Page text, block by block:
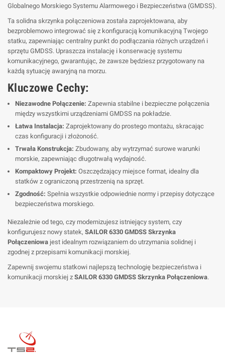
Globalnego Morskiego Systemu Alarmowego i Bezpieczeństwa (GMDSS).
Ta solidna skrzynka połączeniowa została zaprojektowana, aby
bezproblemowo integrować się z konfiguracją komunikacyjną Twojego
statku, zapewniając centralny punkt do podłączania różnych urządzeń i
sprzętu GMDSS. Upraszcza instalację i konserwację systemu
komunikacyjnego, gwarantując, że zawsze będziesz przygotowany na
każdą sytuację awaryjną na morzu.
Kluczowe Cechy:
Niezawodne Połączenie: Zapewnia stabilne i bezpieczne połączenia
między wszystkimi urządzeniami GMDSS na pokładzie.
Łatwa Instalacja: Zaprojektowany do prostego montażu, skracając
czas konfiguracji i złożoność.
Trwała Konstrukcja: Zbudowany, aby wytrzymać surowe warunki
morskie, zapewniając długotrwałą wydajność.
Kompaktowy Projekt: Oszczędzający miejsce format, idealny dla
statków z ograniczoną przestrzenią na sprzęt.
Zgodność: Spełnia wszystkie odpowiednie normy i przepisy dotyczące
bezpieczeństwa morskiego.
Niezależnie od tego, czy modernizujesz istniejący system, czy
konfigurujesz nowy statek, SAILOR 6330 GMDSS Skrzynka
Połączeniowa jest idealnym rozwiązaniem do utrzymania solidnej i
zgodnej z przepisami komunikacji morskiej.
Zapewnij swojemu statkowi najlepszą technologię bezpieczeństwa i
komunikacji morskiej z SAILOR 6330 GMDSS Skrzynka Połączeniowa.